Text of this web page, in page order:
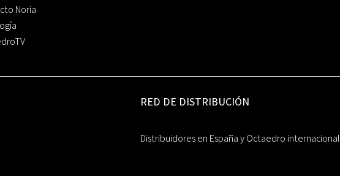
Noria
RED DE DISTRIBUCIÓN
Distribuidores en España y Octaedro internacional